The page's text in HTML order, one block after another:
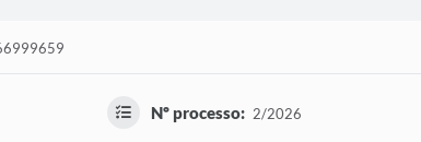
Nº processo: 2/2026